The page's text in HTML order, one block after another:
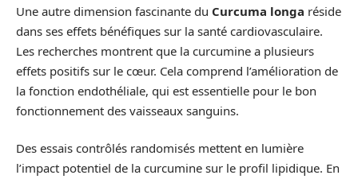
Une autre dimension fascinante du Curcuma longa réside
dans ses effets bénéfiques sur la santé cardiovasculaire.
Les recherches montrent que la curcumine a plusieurs
effets positifs sur le cœur. Cela comprend l’amélioration de
la fonction endothéliale, qui est essentielle pour le bon
fonctionnement des vaisseaux sanguins.
Des essais contrôlés randomisés mettent en lumière
l’impact potentiel de la curcumine sur le profil lipidique. En